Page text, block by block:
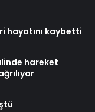
hayatını kaybetti
hareket